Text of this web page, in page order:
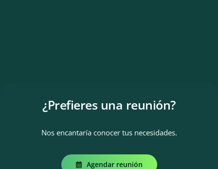
¿Prefieres una reunión?
Nos encantaría conocer tus necesidades.
Agendar reunión